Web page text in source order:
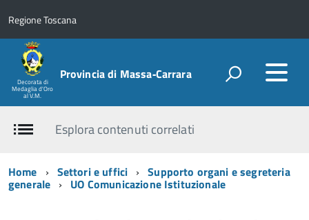
Regione Toscana
Decorata di
Medaglia d'Oro
al V.M.
Provincia di Massa‑Carrara
Esplora contenuti correlati
Home Settori e uffici Supporto organi e segreteria
generale UO Comunicazione Istituzionale